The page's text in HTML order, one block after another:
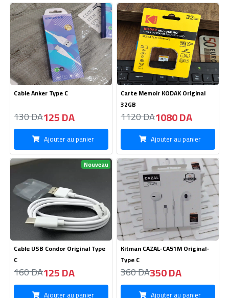
Cable Anker Type C
130 DA125 DA
Ajouter au panier
Carte Memoir KODAK Original
32GB
1120 DA1080 DA
Ajouter au panier
Nouveau
Cable USB Condor Original Type
C
160 DA125 DA
Ajouter au panier
Kitman CAZAL-CA51M Original-
Type C
360 DA350 DA
Ajouter au panier